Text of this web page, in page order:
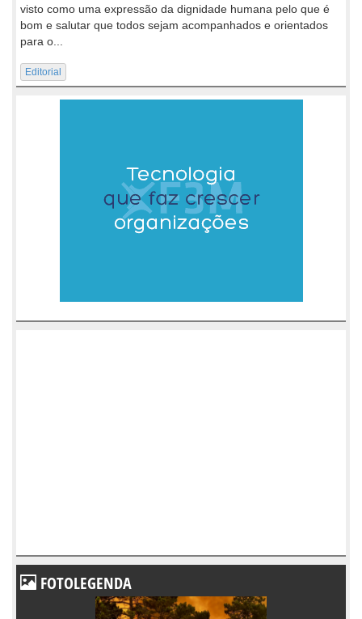
visto como uma expressão da dignidade humana pelo que é
bom e salutar que todos sejam acompanhados e orientados
para o...
Editorial
FOTOLEGENDA